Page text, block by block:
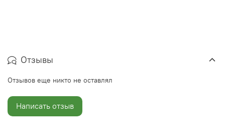
Отзывы
Отзывов еще никто не оставлял
Написать отзыв